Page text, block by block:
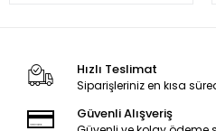
Hızlı Teslimat
Siparişleriniz en kısa
Güvenli Alışveriş